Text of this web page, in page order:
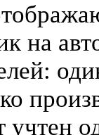
на
учтен